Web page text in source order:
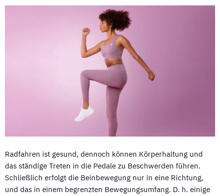
Radfahren ist gesund, dennoch können Körperhaltung und
das ständige Treten in die Pedale zu Beschwerden führen.
Schließlich erfolgt die Beinbewegung nur in eine Richtung,
und das in einem begrenzten Bewegungsumfang. D. h. einige